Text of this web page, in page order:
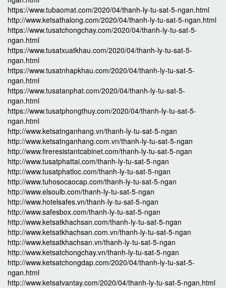
https://www.tubaomat.com/2020/04/thanh-ly-tu-sat-5-ngan.html
http://www.ketsathalong.com/2020/04/thanh-ly-tu-sat-5-ngan.html
https://www.tusatchongchay.com/2020/04/thanh-ly-tu-sat-5-
ngan.html
https://www.tusatxuatkhau.com/2020/04/thanh-ly-tu-sat-5-
ngan.html
https://www.tusatnhapkhau.com/2020/04/thanh-ly-tu-sat-5-
ngan.html
https://www.tusatanphat.com/2020/04/thanh-ly-tu-sat-5-
ngan.html
https://www.tusatphongthuy.com/2020/04/thanh-ly-tu-sat-5-
ngan.html
http://www.ketsatnganhang.vn/thanh-ly-tu-sat-5-ngan
http://www.ketsatnganhang.com.vn/thanh-ly-tu-sat-5-ngan
http://www.fireresistantcabinet.com/thanh-ly-tu-sat-5-ngan
http://www.tusatphattai.com/thanh-ly-tu-sat-5-ngan
http://www.tusatphatloc.com/thanh-ly-tu-sat-5-ngan
http://www.tuhosocaocap.com/thanh-ly-tu-sat-5-ngan
http://www.elsoulb.com/thanh-ly-tu-sat-5-ngan
http://www.hotelsafes.vn/thanh-ly-tu-sat-5-ngan
http://www.safesbox.com/thanh-ly-tu-sat-5-ngan
http://www.ketsatkhachsan.com/thanh-ly-tu-sat-5-ngan
http://www.ketsatkhachsan.com.vn/thanh-ly-tu-sat-5-ngan
http://www.ketsatkhachsan.vn/thanh-ly-tu-sat-5-ngan
http://www.ketsatchongchay.vn/thanh-ly-tu-sat-5-ngan
http://www.ketsatchongdap.com/2020/04/thanh-ly-tu-sat-5-
ngan.html
http://www.ketsatvantay.com/2020/04/thanh-ly-tu-sat-5-ngan.html